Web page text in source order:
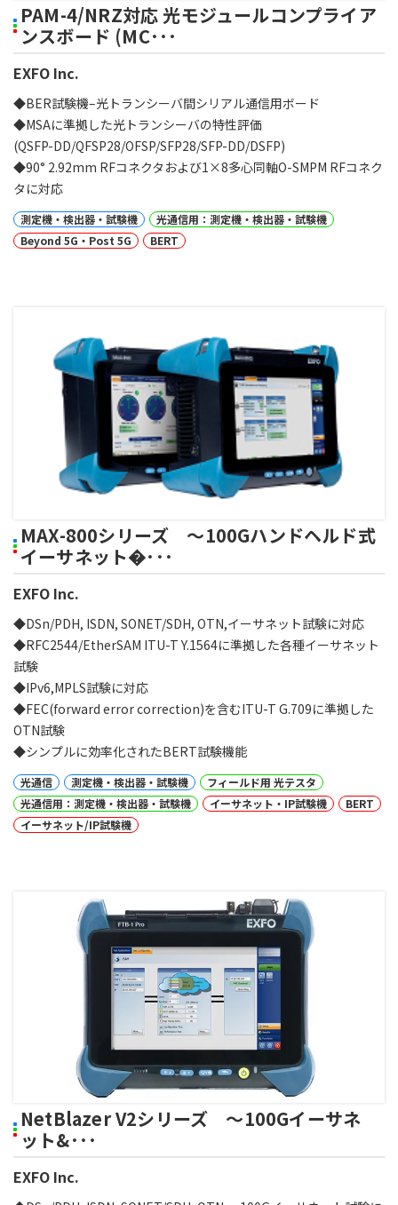
PAM-4/NRZ対応 光モジュールコンプライア
ンスボード (MC･･･
EXFO Inc.
◆BER試験機–光トランシーバ間シリアル通信用ボード
◆MSAに準拠した光トランシーバの特性評価
(QSFP-DD/QFSP28/OFSP/SFP28/SFP-DD/DSFP)
◆90° 2.92mm RFコネクタおよび1×8多心同軸O-SMPM RFコネク
タに対応
測定機・検出器・試験機
光通信用：測定機・検出器・試験機
Beyond 5G・Post 5G
BERT
MAX-800シリーズ ～100Gハンドヘルド式
イーサネット�･･･
EXFO Inc.
◆DSn/PDH, ISDN, SONET/SDH, OTN,イーサネット試験に対応
◆RFC2544/EtherSAM ITU-T Y.1564に準拠した各種イーサネット
試験
◆IPv6,MPLS試験に対応
◆FEC(forward error correction)を含むITU-T G.709に準拠した
OTN試験
◆シンプルに効率化されたBERT試験機能
光通信 測定機・検出器・試験機
フィールド用 光テスタ
光通信用：測定機・検出器・試験機
イーサネット・IP試験機
BERT
イーサネット/IP試験機
NetBlazer V2シリーズ ～100Gイーサネ
ット&･･･
EXFO Inc.